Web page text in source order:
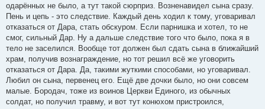
одарённых не было, а тут такой сюрприз. Возненавидел сына сразу.
Пень и цепь - это следствие. Каждый день ходил к тому, уговаривал
отказаться от Дара, стать обскуром. Если парнишка и хотел, то не
смог, сильный Дар. Ну а дальше следствие того что было, пока я в
тело не заселился. Вообще тот должен был сдать сына в ближайший
храм, получив вознаграждение, но тот решил всё же уговорить
отказаться от Дара. Да, такими жуткими способами, но уговаривал.
Любил он сына, первенец его. Ещё две дочки было, но они совсем
малые. Бородач, тоже из воинов Церкви Единого, из обычных
солдат, но получил травму, и вот тут конюхом пристроился,